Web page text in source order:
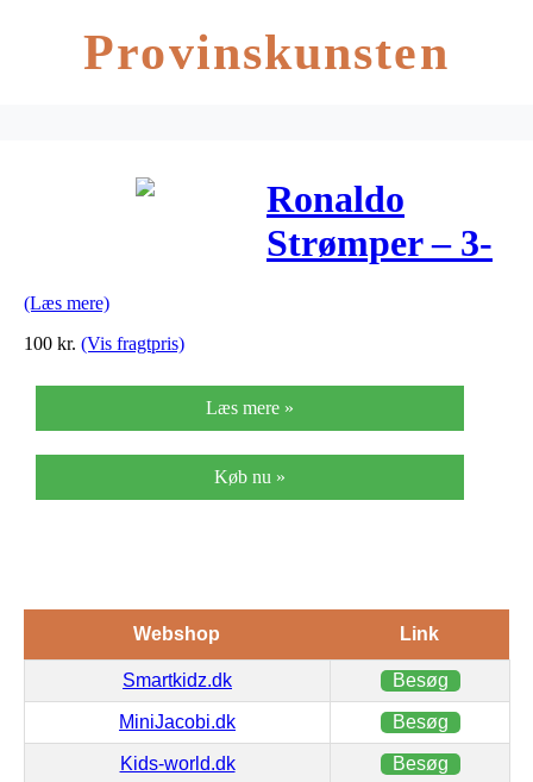
Provinskunsten
Ronaldo
Strømper – 3-
(Læs mere)
100 kr. (Vis fragtpris)
Læs mere »
Køb nu »
Webshop Link
Smartkidz.dk Besøg
MiniJacobi.dk Besøg
Kids-world.dk Besøg